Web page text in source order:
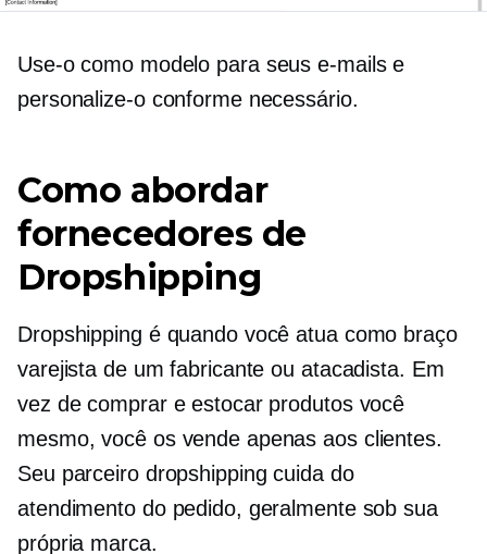
Use-o como modelo para seus e-mails e
personalize-o conforme necessário.
Como abordar
fornecedores de
Dropshipping
Dropshipping é quando você atua como braço
varejista de um fabricante ou atacadista. Em
vez de comprar e estocar produtos você
mesmo, você os vende apenas aos clientes.
Seu parceiro dropshipping cuida do
atendimento do pedido, geralmente sob sua
própria marca.